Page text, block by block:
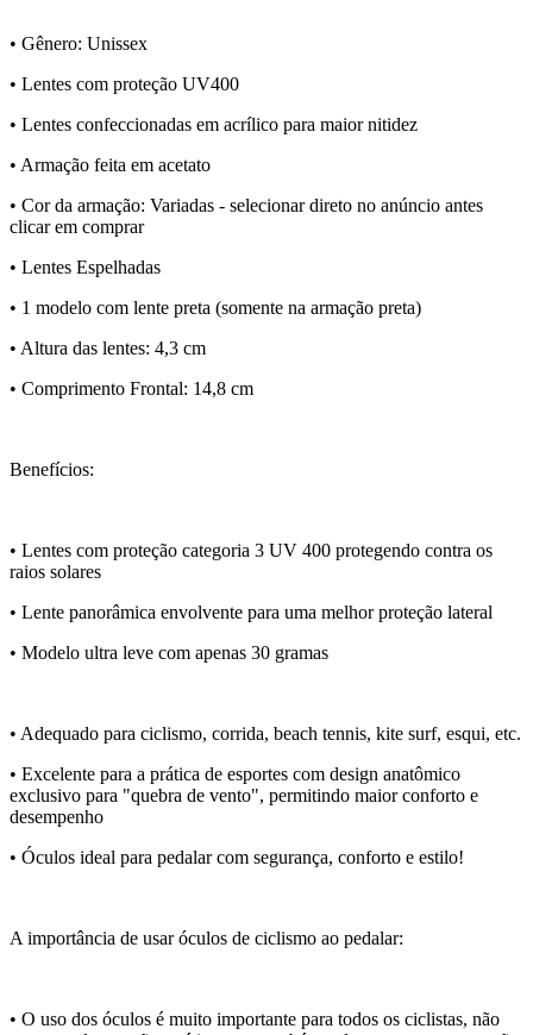
• Gênero: Unissex
• Lentes com proteção UV400
• Lentes confeccionadas em acrílico para maior nitidez
• Armação feita em acetato
• Cor da armação: Variadas - selecionar direto no anúncio antes
clicar em comprar
• Lentes Espelhadas
• 1 modelo com lente preta (somente na armação preta)
• Altura das lentes: 4,3 cm
• Comprimento Frontal: 14,8 cm
Benefícios:
• Lentes com proteção categoria 3 UV 400 protegendo contra os
raios solares
• Lente panorâmica envolvente para uma melhor proteção lateral
• Modelo ultra leve com apenas 30 gramas
• Adequado para ciclismo, corrida, beach tennis, kite surf, esqui, etc.
• Excelente para a prática de esportes com design anatômico
exclusivo para "quebra de vento", permitindo maior conforto e
desempenho
• Óculos ideal para pedalar com segurança, conforto e estilo!
A importância de usar óculos de ciclismo ao pedalar:
• O uso dos óculos é muito importante para todos os ciclistas, não